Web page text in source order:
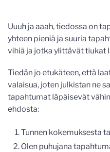
Uuuh ja aaah, tiedossa on
yhteen pieniä ja suuria
vihiä ja jotka ylittävät tiukat
Tiedän jo etukäteen, että
valaisua, joten julkistan ne
tapahtumat läpäisevät
ehdosta:
Tunnen kokemuksesta
Olen puhujana